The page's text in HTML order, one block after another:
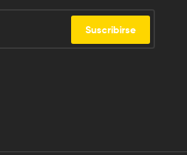
Suscribirse